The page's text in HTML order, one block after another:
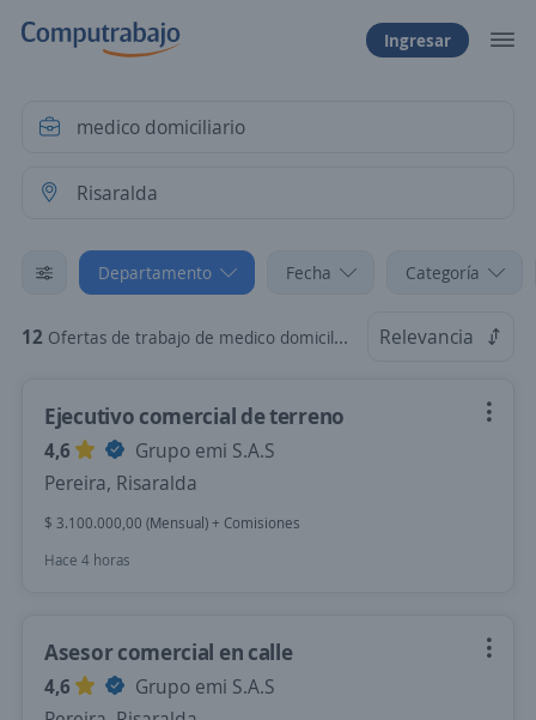
Ingresar
Departamento Fecha Categoría
12 Ofertas de trabajo de medico domiciliario en Risaralda Relevancia
Ejecutivo comercial de terreno
4,6
Grupo emi S.A.S
Pereira, Risaralda
$ 3.100.000,00 (Mensual) + Comisiones
Hace 4 horas
Asesor comercial en calle
4,6
Grupo emi S.A.S